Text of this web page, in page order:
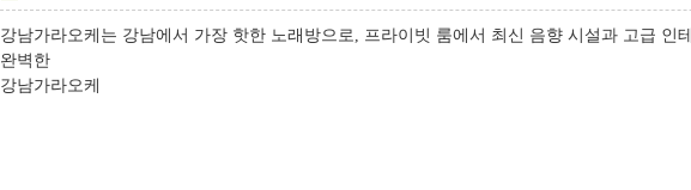
강남가라오케는 강남에서 가장 핫한 노래방으로, 프라이빗 룸에서 최신 음향 시설과 고급 인
완벽한
강남가라오케